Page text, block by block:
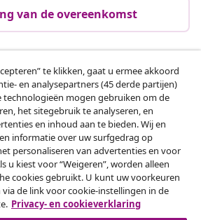
van de overeenkomst
te klikken, gaat u ermee akkoord
en analysepartners (45 derde partijen)
technologieën mogen gebruiken om de
het sitegebruik te analyseren, en
en inhoud aan te bieden. Wij en
informatie over uw surfgedrag op
personaliseren van advertenties en voor
u kiest voor “Weigeren”, worden alleen
cookies gebruikt. U kunt uw voorkeuren
de link voor cookie-instellingen in de
Privacy- en cookieverklaring